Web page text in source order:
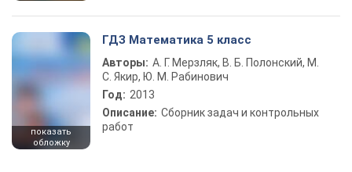
показать
обложку
ГДЗ Математика 5 класс
Авторы: А. Г. Мерзляк, В. Б. Полонский, М.
С. Якир, Ю. М. Рабинович
Год: 2013
Описание: Сборник задач и контрольных
работ